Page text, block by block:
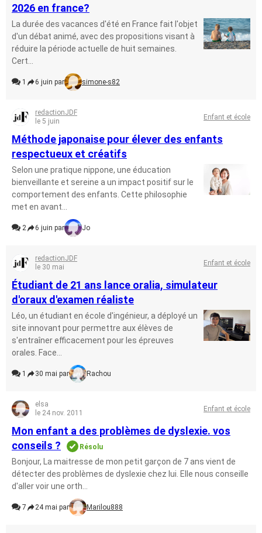
2026 en france?
La durée des vacances d'été en France fait l'objet
d'un débat animé, avec des propositions visant à
réduire la période actuelle de huit semaines.
Cert...
1 6 juin par simone-s82
redactionJDF
le 5 juin
Enfant et école
Méthode japonaise pour élever des enfants
respectueux et créatifs
Selon une pratique nippone, une éducation
bienveillante et sereine a un impact positif sur le
comportement des enfants. Cette philosophie
met en avant...
2 6 juin par Jo
redactionJDF
le 30 mai
Enfant et école
Étudiant de 21 ans lance oralia, simulateur
d'oraux d'examen réaliste
Léo, un étudiant en école d'ingénieur, a déployé un
site innovant pour permettre aux élèves de
s'entraîner efficacement pour les épreuves
orales. Face...
1 30 mai par Rachou
elsa
le 24 nov. 2011
Enfant et école
Mon enfant a des problèmes de dyslexie. vos
conseils ?
Résolu
Bonjour, La maitresse de mon petit garçon de 7 ans vient de
détecter des problèmes de dyslexie chez lui. Elle nous conseille
d'aller voir une orth...
7 24 mai par Marilou888